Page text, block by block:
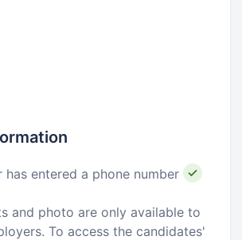
has entered a phone number
and photo are only available to
To access the candidates'